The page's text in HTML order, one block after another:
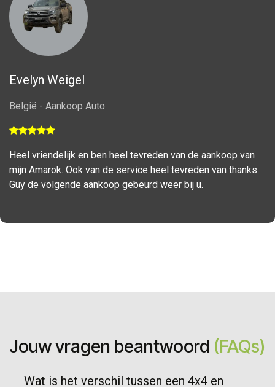
Evelyn Weigel
België - Aankoop Auto
Heel vriendelijk en ben heel tevreden van de aankoop van
mijn Amarok. Ook van de service heel tevreden van thanks
Guy de volgende aankoop gebeurd weer bij u.
Jouw vragen beantwoord (FAQs)
Wat is het verschil tussen een 4x4 en